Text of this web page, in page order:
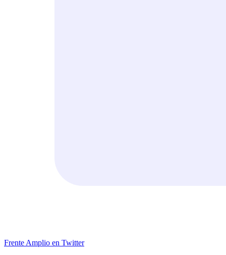
Frente Amplio en Twitter